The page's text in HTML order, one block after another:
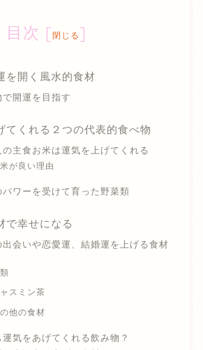
目次 [閉じる ]
を開く風水的食材
で開運を目指す
てくれる２つの代表的食べ物
の主食お米は運気を上げてくれる
が良い理由
パワーを受けて育った野菜類
で幸せになる
出会いや恋愛運、結婚運を上げる食材
スミン茶
他の食材
運気をあげてくれる飲み物？